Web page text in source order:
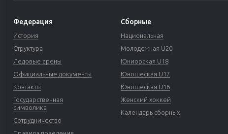
Федерация
История
Структура
Ледовые арены
Официальные документы
Контакты
Государственная
символика
Сотрудничество
Сборные
Национальная
Молодежная U20
Юниорская U18
Юношеская U17
Юношеская U16
Женский хоккей
Календарь сборных